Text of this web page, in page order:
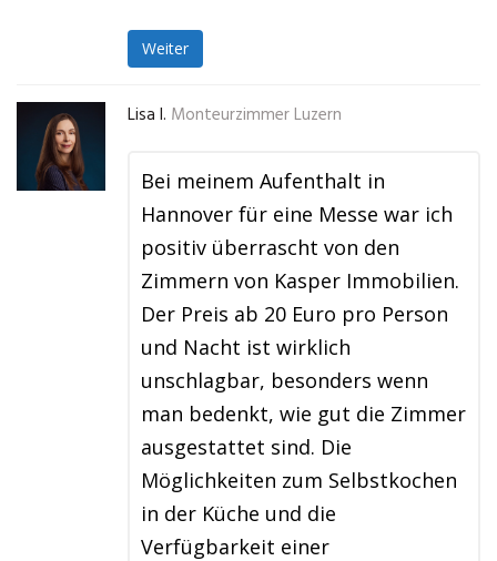
Weiter
Lisa I. Monteurzimmer Luzern
Bei meinem Aufenthalt in
Hannover für eine Messe war ich
positiv überrascht von den
Zimmern von Kasper Immobilien.
Der Preis ab 20 Euro pro Person
und Nacht ist wirklich
unschlagbar, besonders wenn
man bedenkt, wie gut die Zimmer
ausgestattet sind. Die
Möglichkeiten zum Selbstkochen
in der Küche und die
Verfügbarkeit einer